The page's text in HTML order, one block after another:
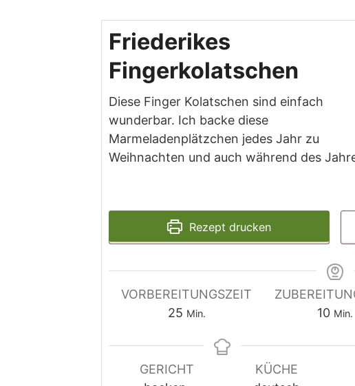
Friederikes
Fingerkolatschen
Diese Finger Kolatschen sind einfach
wunderbar. Ich backe diese
Marmeladenplätzchen jedes Jahr zu
Weihnachten und auch während des
Rezept drucken
VORBEREITUNGSZEIT
25Minuten
Min.
10 Min.
GERICHT
KÜCHE